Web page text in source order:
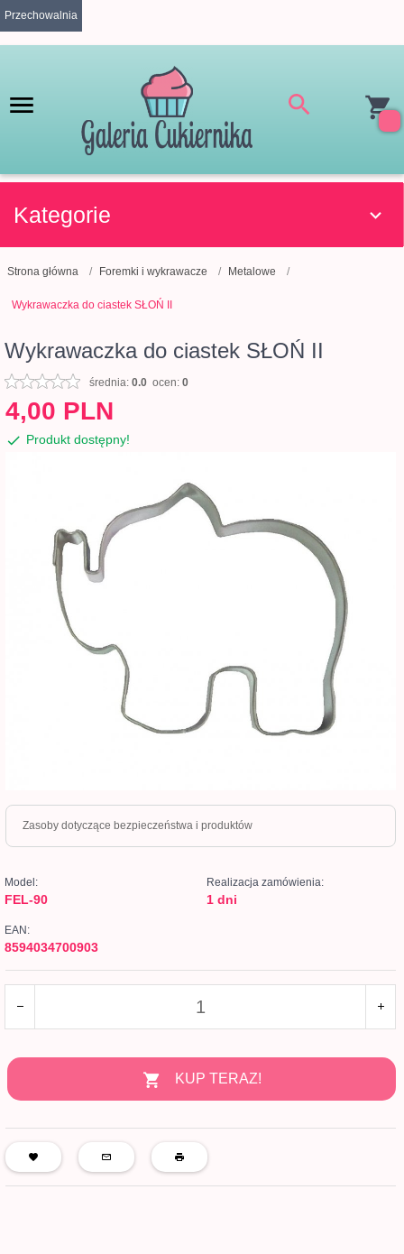
Przechowalnia
Kategorie
Strona główna Foremki i wykrawacze Metalowe
Wykrawaczka do ciastek SŁOŃ II
Wykrawaczka do ciastek SŁOŃ II
średnia: 0.0 ocen: 0
4,00 PLN
Produkt dostępny!
Zasoby dotyczące bezpieczeństwa i produktów
Model:
FEL-90
Realizacja zamówienia:
1 dni
EAN:
8594034700903
KUP TERAZ!